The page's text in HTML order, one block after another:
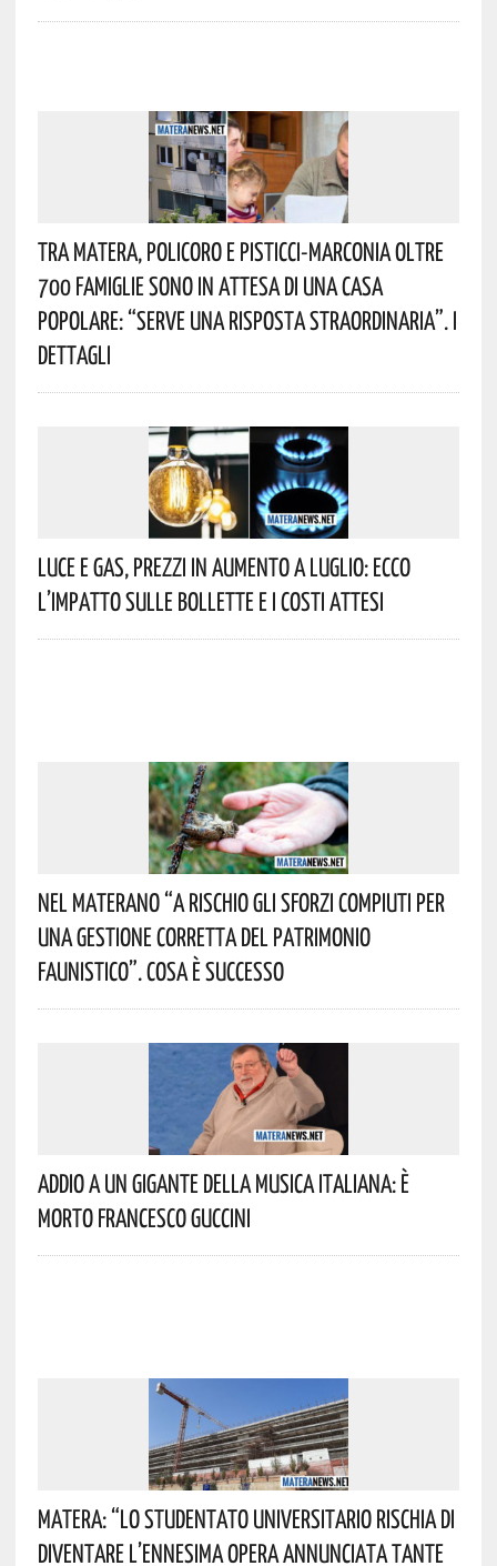
Tra Matera, Policoro E Pisticci-Marconia Oltre
700 Famiglie Sono In Attesa Di Una Casa
Popolare: “serve Una Risposta Straordinaria”. I
Dettagli
Luce E Gas, Prezzi In Aumento A Luglio: Ecco
L’impatto Sulle Bollette E I Costi Attesi
Nel Materano “a Rischio Gli Sforzi Compiuti Per
Una Gestione Corretta Del Patrimonio
Faunistico”. Cosa È Successo
Addio A Un Gigante Della Musica Italiana: È
Morto Francesco Guccini
Matera: “Lo Studentato Universitario Rischia Di
Diventare L’ennesima Opera Annunciata Tante